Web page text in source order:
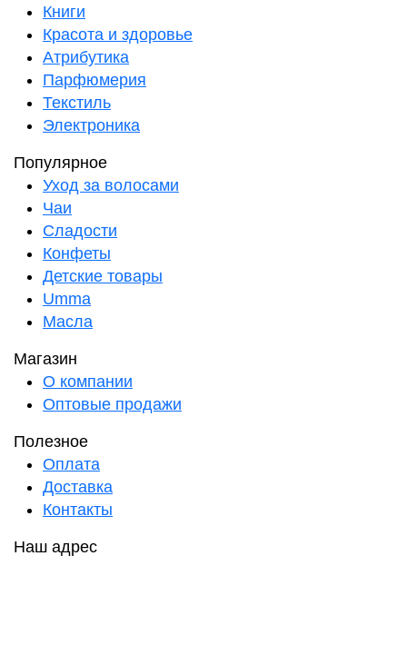
Книги
Красота и здоровье
Атрибутика
Парфюмерия
Текстиль
Электроника
Популярное
Уход за волосами
Чаи
Сладости
Конфеты
Детские товары
Umma
Масла
Магазин
О компании
Оптовые продажи
Полезное
Оплата
Доставка
Контакты
Наш адрес